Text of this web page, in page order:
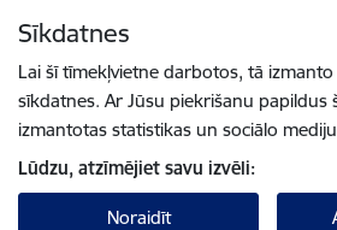
Sīkdatnes
Lai šī tīmekļvietne darbotos, tā
sīkdatnes. Ar Jūsu piekrišanu papildus
izmantotas statistikas un sociālo
Lūdzu, atzīmējiet savu izvēli:
Noraidīt